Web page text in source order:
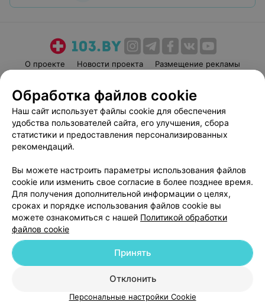
О проекте Новости проекта
Размещение рекламы
Пользовательское соглашение
Способы оплаты
Вакансии
Партнеры
Написать руководителю 103.by
Обработка персональных данных
© 2026 ООО «Артокс Лаб», УНП 191700409
| 220012, Республика Беларусь,
г. Минск, улица Толбухина, 2, пом. 16 | help@103.by
Служба поддержки +375 291212755
Обработка файлов cookie
Наш сайт использует файлы cookie для обеспечения
удобства пользователей сайта, его улучшения, сбора
статистики и предоставления персонализированных
рекомендаций.
Вы можете настроить параметры использования файлов
cookie или изменить свое согласие в более позднее время.
Для получения дополнительной информации о целях,
сроках и порядке использования файлов cookie вы
можете ознакомиться с нашей Политикой обработки
файлов cookie
Отклонить
Принять
Персональные настройки Cookie